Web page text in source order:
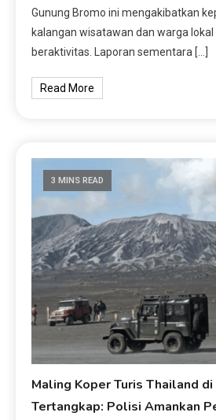
Gunung Bromo ini mengakibatkan
kalangan wisatawan dan warga lokal
beraktivitas. Laporan sementara […]
Read More
3 MINS READ
Maling Koper Turis Thailand
Tertangkap: Polisi Amankan